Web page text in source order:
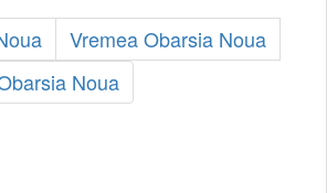
Vremea Obarsia Noua
Noua